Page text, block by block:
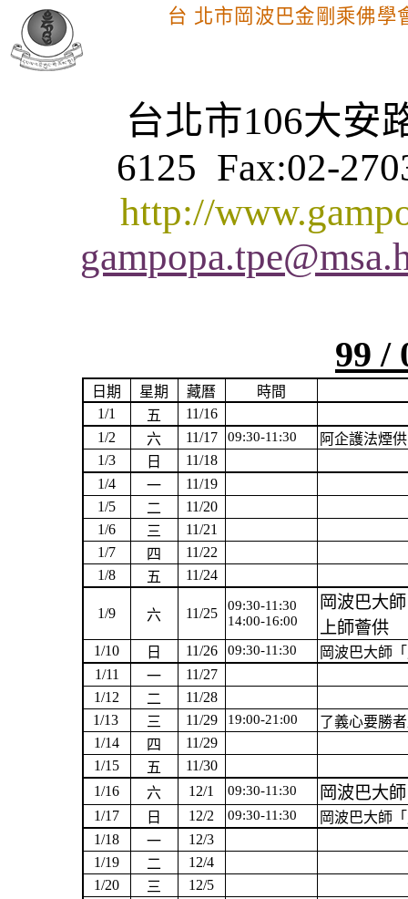
台 北市岡波巴金剛乘佛學
台北市106大安
6125 Fax:02-
http://
99 /
日期 星期 藏曆
時間
1/1
五
11/16
1/2
六 11/17 09:30-11:30
阿企護法煙供
1/3
日
11/18
1/4
一
11/19
1/5
二
11/20
1/6
三
11/21
1/7
四
11/22
1/8
五 11/24
1/9 六 11/25
09:30-11:30
14:00-16:00
岡波巴大
上師薈供
1/10 日 11/26 09:30-11:30
岡波巴大師
1/11
一
11/27
1/12
二
11/28
1/13
三 11/29 19:00-21:00
了義心要勝
1/14
四
11/29
1/15
五
11/30
1/16
六 12/1 09:30-11:30 岡波巴大
1/17 日 12/2 09:30-11:30
岡波巴大師
1/18
一
12/3
1/19
二
12/4
1/20
三
12/5